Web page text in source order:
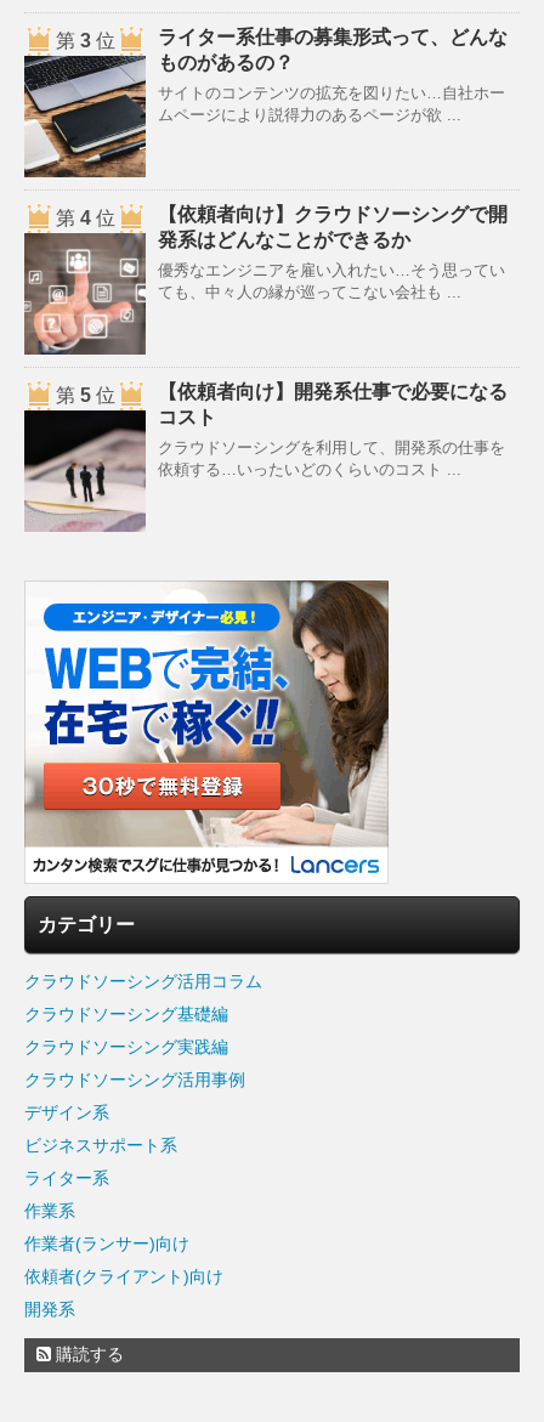
第 3位
ライター系仕事の募集形式って、どんな
ものがあるの？
サイトのコンテンツの拡充を図りたい…自社ホー
ムページにより説得力のあるページが欲 ...
第 4位
【依頼者向け】クラウドソーシングで開
発系はどんなことができるか
優秀なエンジニアを雇い入れたい…そう思ってい
ても、中々人の縁が巡ってこない会社も ...
第 5位
【依頼者向け】開発系仕事で必要になる
コスト
クラウドソーシングを利用して、開発系の仕事を
依頼する…いったいどのくらいのコスト ...
カテゴリー
クラウドソーシング活用コラム
クラウドソーシング基礎編
クラウドソーシング実践編
クラウドソーシング活用事例
デザイン系
ビジネスサポート系
ライター系
作業系
作業者(ランサー)向け
依頼者(クライアント)向け
開発系
購読する